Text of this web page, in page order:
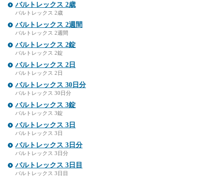
バルトレックス 2歳
バルトレックス 2歳
バルトレックス 2週間
バルトレックス 2週間
バルトレックス 2錠
バルトレックス 2錠
バルトレックス 2日
バルトレックス 2日
バルトレックス 30日分
バルトレックス 30日分
バルトレックス 3錠
バルトレックス 3錠
バルトレックス 3日
バルトレックス 3日
バルトレックス 3日分
バルトレックス 3日分
バルトレックス 3日目
バルトレックス 3日目